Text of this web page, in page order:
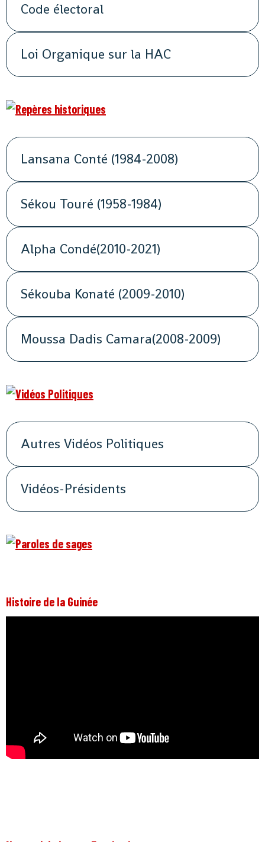
Code électoral
Loi Organique sur la HAC
Lansana Conté (1984-2008)
Sékou Touré (1958-1984)
Alpha Condé(2010-2021)
Sékouba Konaté (2009-2010)
Moussa Dadis Camara(2008-2009)
Autres Vidéos Politiques
Vidéos-Présidents
Histoire de la Guinée